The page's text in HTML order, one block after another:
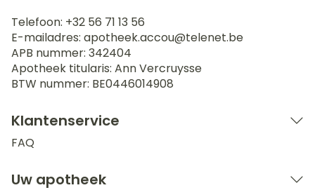
Telefoon: +32 56 71 13 56
E-mailadres: apotheek.accou@telenet.be
APB nummer: 342404
Apotheek titularis: Ann Vercruysse
BTW nummer: BE0446014908
Klantenservice
FAQ
Uw apotheek